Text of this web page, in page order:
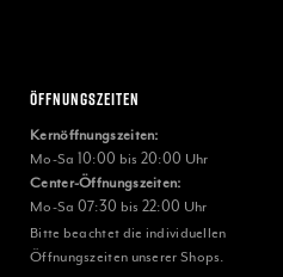
Öffnungszeiten
Kernöffnungszeiten:
Mo-Sa 10:00 bis 20:00 Uhr
Center-Öffnungszeiten:
Mo-Sa 07:30 bis 22:00 Uhr
Bitte beachtet die individuellen
Öffnungszeiten unserer Shops.